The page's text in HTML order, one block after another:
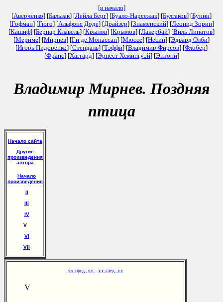
[в начало]
[Аверченко] [Бальзак] [Лейла Берг] [Буало-Нарсежак] [Булгаков] [Бунин]
[Гофман] [Гюго] [Альфонс Доде] [Драйзер] [Знаменский] [Леонид Зорин]
[Кашиф] [Бернар Клавель] [Крылов] [Крымов] [Лакербай] [Виль Липатов]
[Мериме] [Мирнев] [Ги де Мопассан] [Мюссе] [Несин] [Эдвард Олби]
[Игорь Пидоренко] [Стендаль] [Тэффи] [Владимир Фирсов] [Флобер]
[Франс] [Хаггард] [Эрнест Хемингуэй] [Энтони]
Владимир Мирнев. Поздняя
птица
Начало сайта
Другие
произведения
автора
Начало
произведения
II
III
IV
V
VI
VII
<< пред. << >> след. >>
V